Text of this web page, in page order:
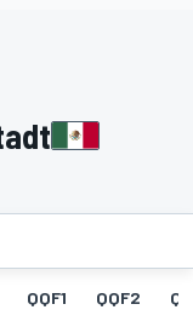
QQF1 QQF2